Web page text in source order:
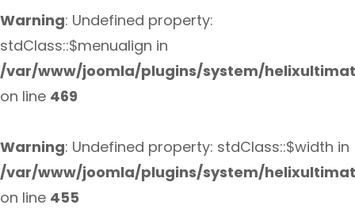
Warning: Undefined property:
stdClass::$menualign in
/var/www/joomla/plugins/system/
on line 469
Warning: Undefined property: stdClass::$width in
/var/www/joomla/plugins/system/
on line 455